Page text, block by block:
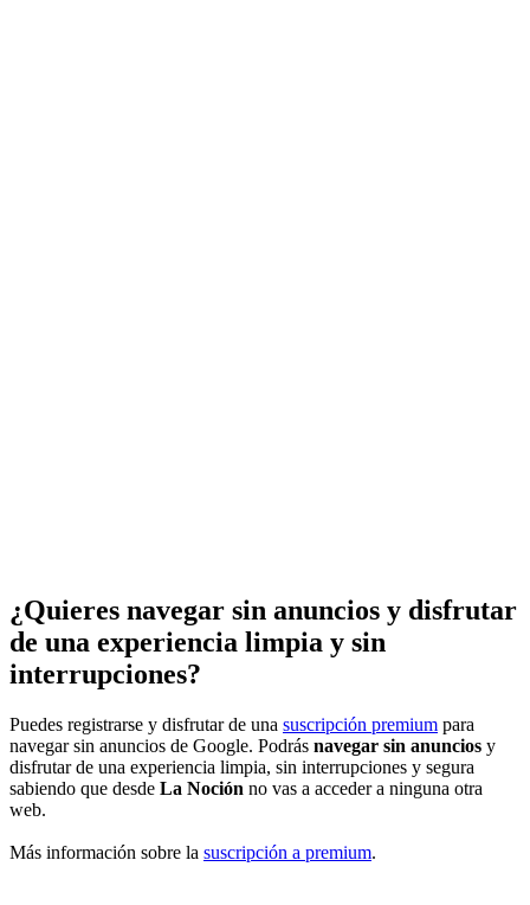
¿Quieres navegar sin anuncios y disfrutar
de una experiencia limpia y sin
interrupciones?
Puedes registrarse y disfrutar de una suscripción premium para
navegar sin anuncios de Google. Podrás navegar sin anuncios y
disfrutar de una experiencia limpia, sin interrupciones y segura
sabiendo que desde La Noción no vas a acceder a ninguna otra
web.
Más información sobre la suscripción a premium.